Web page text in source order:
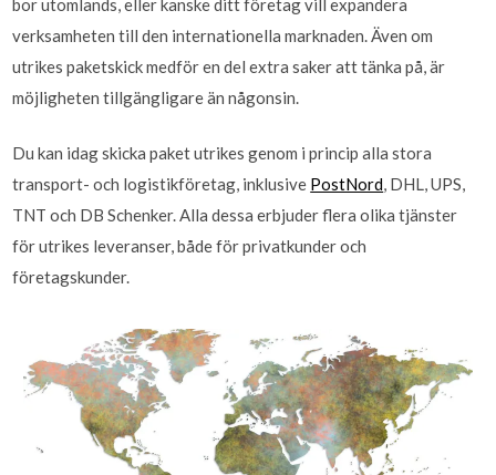
verksamheten till den internationella marknaden. Även om
utrikes paketskick medför en del extra saker att tänka på, är
möjligheten tillgängligare än någonsin.
Du kan idag skicka paket utrikes genom i princip alla stora
transport- och logistikföretag, inklusive PostNord, DHL, UPS,
TNT och DB Schenker. Alla dessa erbjuder flera olika tjänster
för utrikes leveranser, både för privatkunder och
företagskunder.